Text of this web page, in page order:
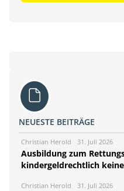
NEUESTE BEITRÄGE
Christian Herold 31. Juli 2026
Ausbildung zum
kindergeldrechtlich
Christian Herold 31. Juli 2026